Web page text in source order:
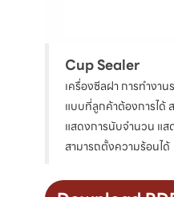
Cup Sealer
เครื่องซีลฝา การทำงา
แบบที่ลูกค้าต้องการได้
แสดงการนับจำนวน แส
สามารถตั้งความร้อนได้